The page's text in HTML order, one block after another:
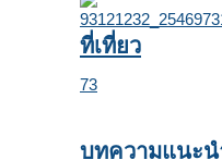
ที่เที่ยว
73
บทความแนะน